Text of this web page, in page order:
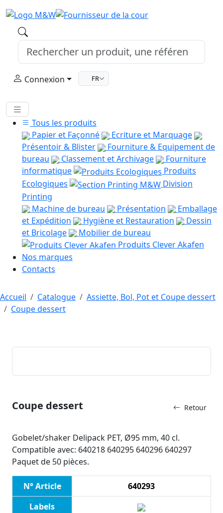
Connexion FR
Tous les produits
Papier et Façonné
Ecriture et Marquage
Présentoir & Blister
Fourniture & Equipement de
bureau
Classement et Archivage
Fourniture
informatique
Produits
Ecologiques
Division
Printing
Machine de bureau
Présentation
Emballage
et Expédition
Hygiène et Restauration
Dessin
et Bricolage
Mobilier de bureau
Produits Clever Akafen
Nos marques
Contacts
Accueil Catalogue
Assiette, Bol, Pot et Coupe dessert
Coupe dessert
Retour
Coupe dessert
Gobelet/shaker Delipack PET, Ø95 mm, 40 cl.
Compatible avec: 640218 640295 640296 640297
Paquet de 50 pièces.
N° Article
640293
Labels